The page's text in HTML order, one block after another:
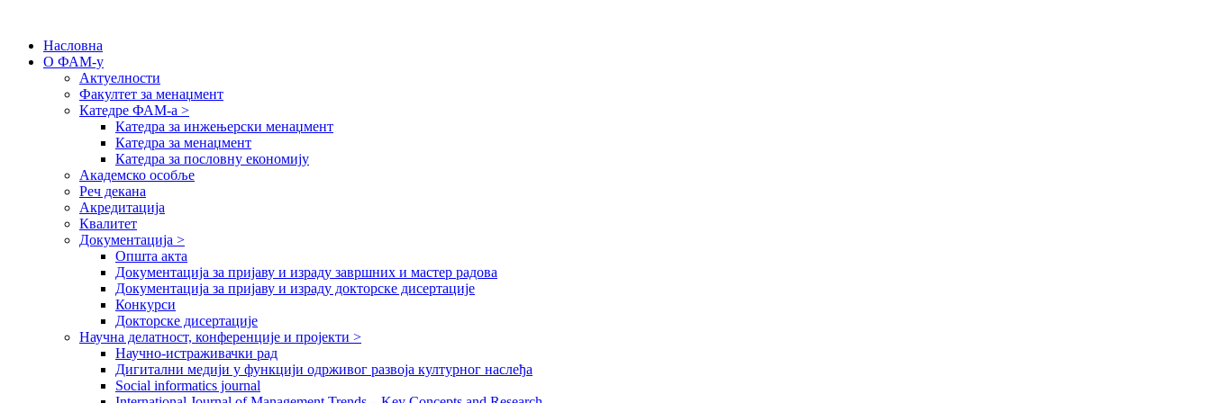
Насловна
О ФАМ-у
Актуелности
Факултет за менаџмент
Катедре ФАМ-а >
Катедра за инжењерски менаџмент
Катедра за менаџмент
Катедра за пословну економију
Академско особље
Реч декана
Акредитација
Квалитет
Документација >
Општа акта
Документација за пријаву и израду завршних и мастер радова
Документација за пријаву и израду докторске дисертације
Конкурси
Докторске дисертације
Научна делатност, конференције и пројекти >
Научно-истраживачки рад
Дигитални медији у функцији одрживог развоја културног наслеђа
Social informatics journal